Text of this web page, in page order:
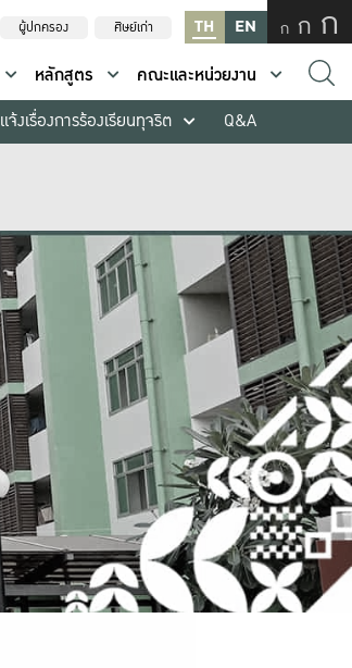
ผู้ปกครอง ศิษย์เก่า TH EN ก ก ก
หลักสูตร
คณะและหน่วยงาน
แจ้งเรื่องการร้องเรียนทุจริต Q&A